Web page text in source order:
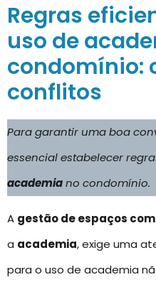
Regras
uso de
condomínio:
conflitos
Para garantir uma boa
essencial estabelecer
academiano condomínio.
A gestão de espaços
a academia, exige uma
para o uso de academia